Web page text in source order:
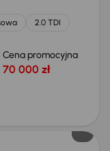
2.0 TDI
Cena promocyjna
70 000 zł